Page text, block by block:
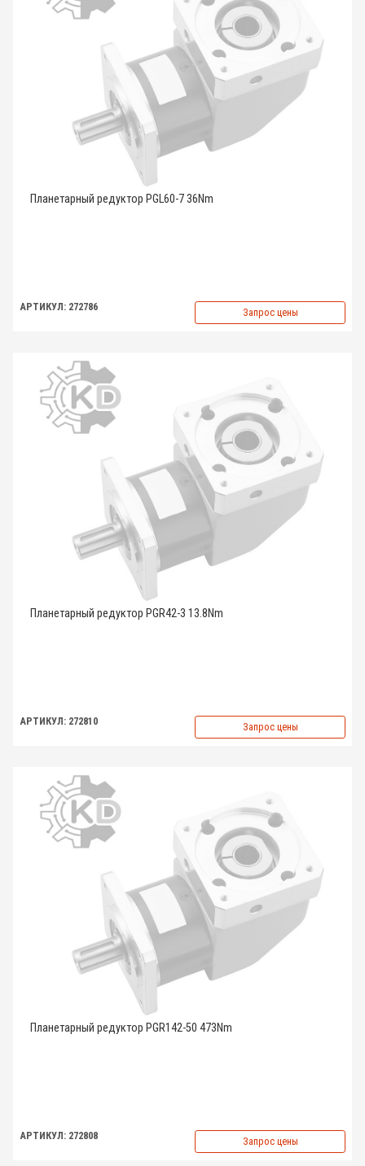
Планетарный редуктор PGL60-7 36Nm
АРТИКУЛ: 272786 Запрос цены
Планетарный редуктор PGR42-3 13.8Nm
АРТИКУЛ: 272810 Запрос цены
Планетарный редуктор PGR142-50 473Nm
АРТИКУЛ: 272808 Запрос цены